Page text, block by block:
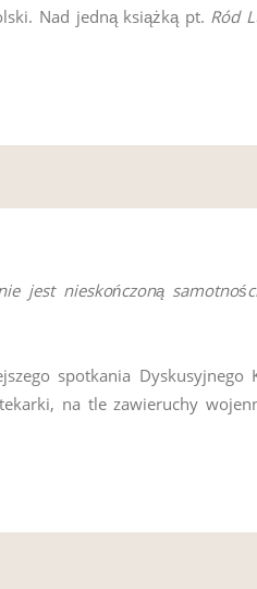
Nad jedną książką pt. Ród
jest nieskończoną
spotkania Dyskusyjnego
na tle zawieruchy